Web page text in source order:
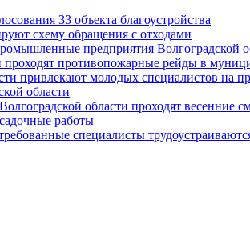
33 объекта благоустройства
схему обращения с отходами
предприятия Волгоградской
проходят противопожарные рейды в
привлекают молодых специалистов на
области
области проходят весенние
работы
специалисты